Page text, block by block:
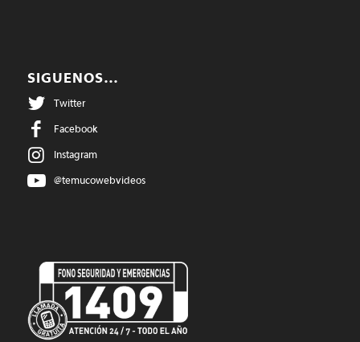
SIGUENOS…
Twitter
Facebook
Instagram
@temucowebvideos